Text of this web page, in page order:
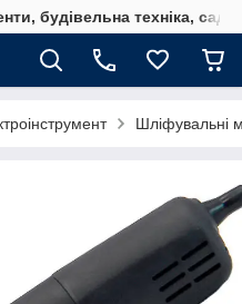
будівельна техніка,
Шліфувальні